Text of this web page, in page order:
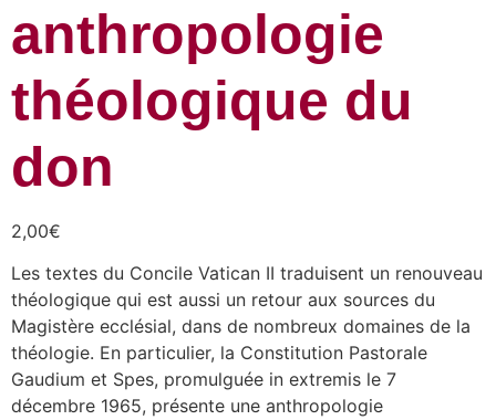
anthropologie
théologique du
don
2,00€
Les textes du Concile Vatican II traduisent un renouveau
théologique qui est aussi un retour aux sources du
Magistère ecclésial, dans de nombreux domaines de la
théologie. En particulier, la Constitution Pastorale
Gaudium et Spes, promulguée in extremis le 7
décembre 1965, présente une anthropologie